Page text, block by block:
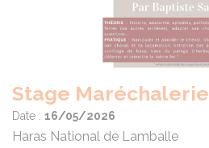
Stage Maréchalerie
Date : 16/05/2026
Haras National de Lamballe